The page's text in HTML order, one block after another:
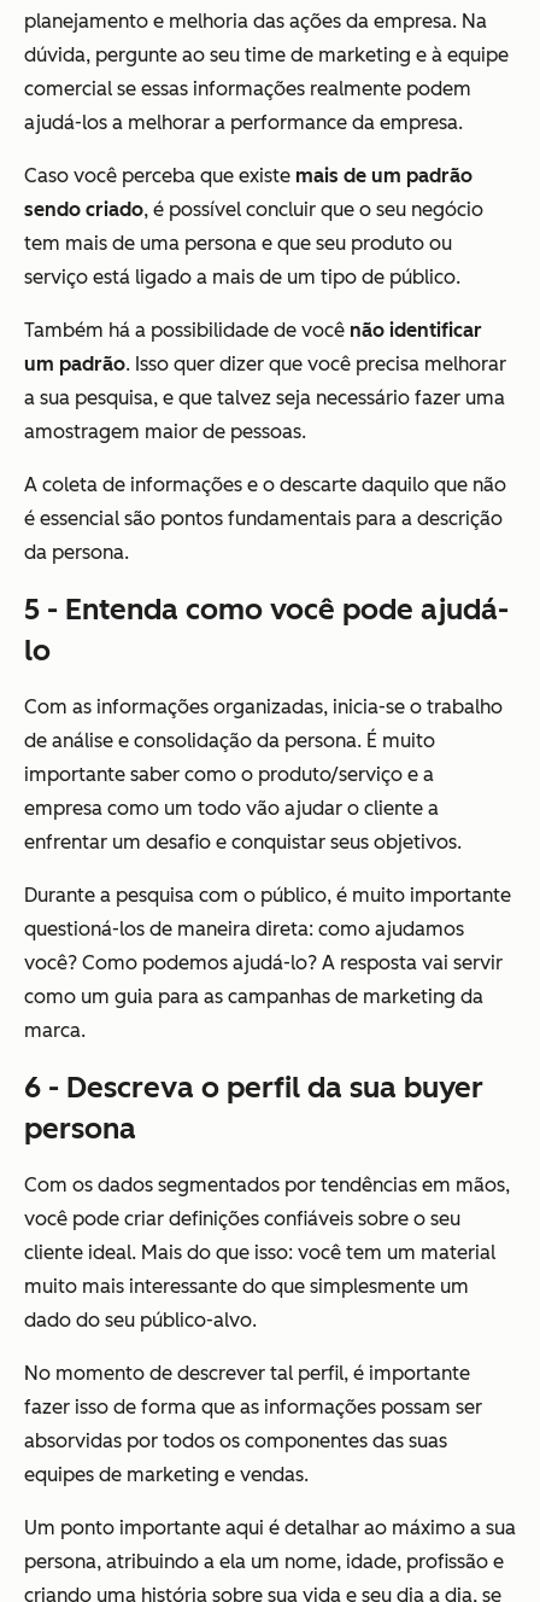
planejamento e melhoria das ações da empresa. Na
dúvida, pergunte ao seu time de marketing e à equipe
comercial se essas informações realmente podem
ajudá-los a melhorar a performance da empresa.
Caso você perceba que existe mais de um padrão
sendo criado, é possível concluir que o seu negócio
tem mais de uma persona e que seu produto ou
serviço está ligado a mais de um tipo de público.
Também há a possibilidade de você não identificar
um padrão. Isso quer dizer que você precisa melhorar
a sua pesquisa, e que talvez seja necessário fazer uma
amostragem maior de pessoas.
A coleta de informações e o descarte daquilo que não
é essencial são pontos fundamentais para a descrição
da persona.
5 - Entenda como você pode ajudá-
lo
Com as informações organizadas, inicia-se o trabalho
de análise e consolidação da persona. É muito
importante saber como o produto/serviço e a
empresa como um todo vão ajudar o cliente a
enfrentar um desafio e conquistar seus objetivos.
Durante a pesquisa com o público, é muito importante
questioná-los de maneira direta: como ajudamos
você? Como podemos ajudá-lo? A resposta vai servir
como um guia para as campanhas de marketing da
marca.
6 - Descreva o perfil da sua buyer
persona
Com os dados segmentados por tendências em mãos,
você pode criar definições confiáveis sobre o seu
cliente ideal. Mais do que isso: você tem um material
muito mais interessante do que simplesmente um
dado do seu público-alvo.
No momento de descrever tal perfil, é importante
fazer isso de forma que as informações possam ser
absorvidas por todos os componentes das suas
equipes de marketing e vendas.
Um ponto importante aqui é detalhar ao máximo a sua
persona, atribuindo a ela um nome, idade, profissão e
criando uma história sobre sua vida e seu dia a dia, se